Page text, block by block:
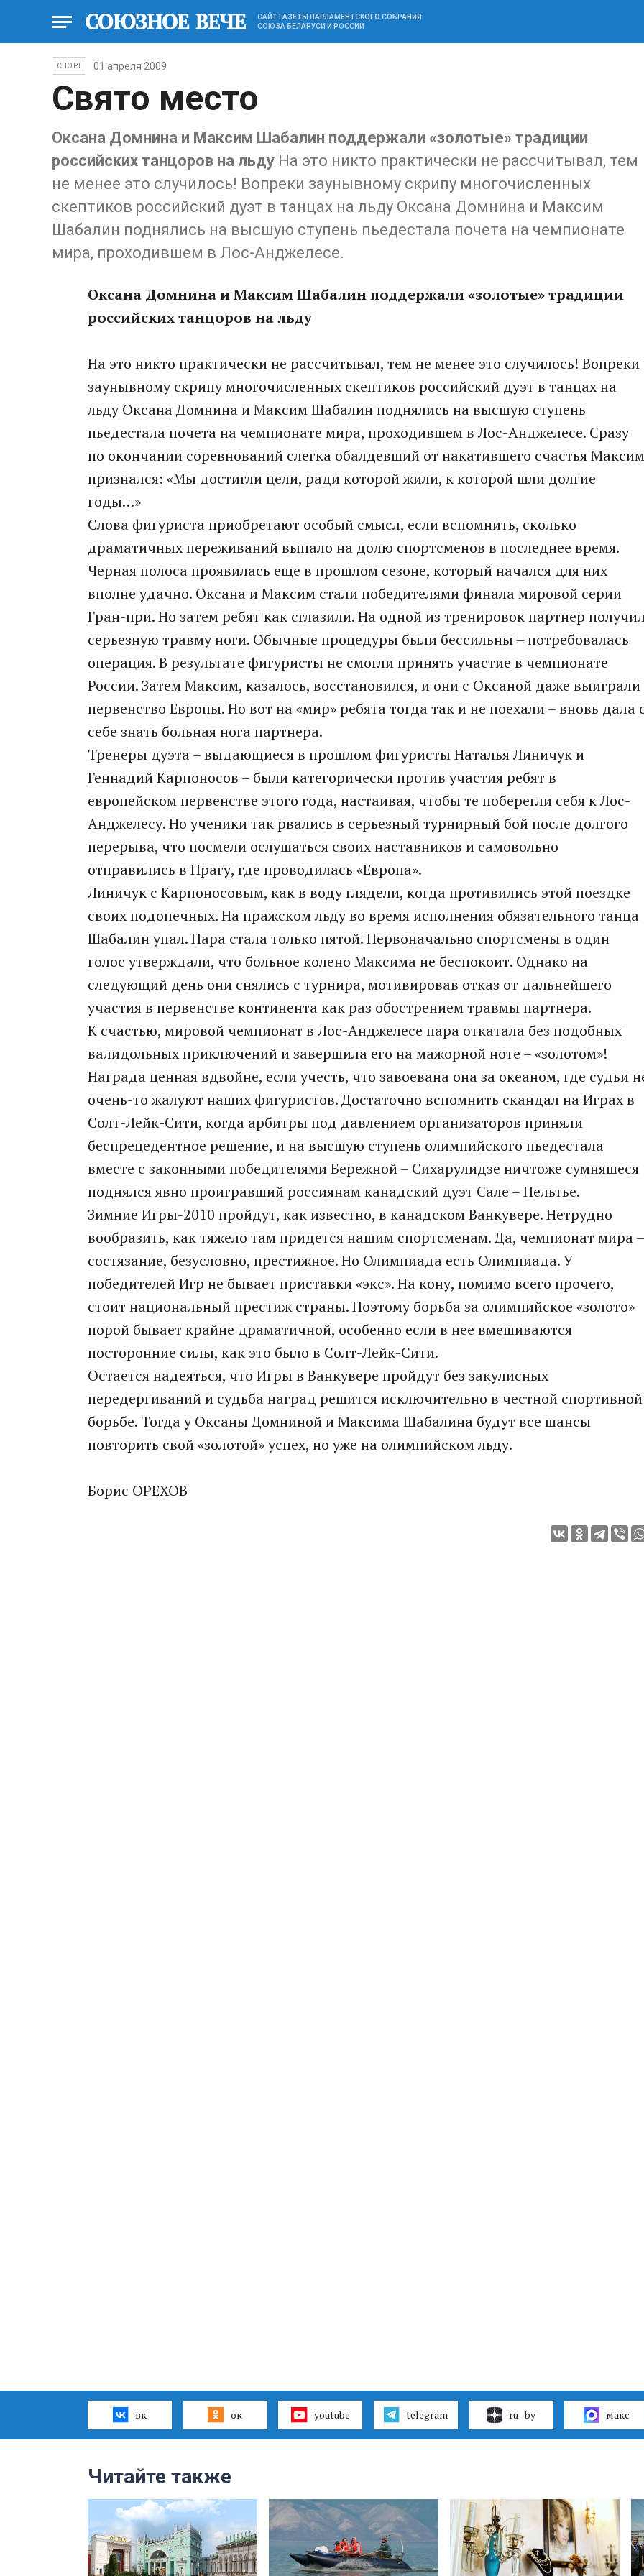
САЙТ ГАЗЕТЫ ПАРЛАМЕНТСКОГО СОБРАНИЯ
СОЮЗА БЕЛАРУСИ И РОССИИ
СПОРТ 01 апреля 2009
Свято место
Оксана Домнина и Максим Шабалин поддержали «золотые» традиции
российских танцоров на льду На это никто практически не рассчитывал, тем
не менее это случилось! Вопреки заунывному скрипу многочисленных
скептиков российский дуэт в танцах на льду Оксана Домнина и Максим
Шабалин поднялись на высшую ступень пьедестала почета на чемпионате
мира, проходившем в Лос-Анджелесе.
Оксана Домнина и Максим Шабалин поддержали «золотые» традиции
российских танцоров на льду
На это никто практически не рассчитывал, тем не менее это случилось! Вопреки
заунывному скрипу многочисленных скептиков российский дуэт в танцах на
льду Оксана Домнина и Максим Шабалин поднялись на высшую ступень
пьедестала почета на чемпионате мира, проходившем в Лос-Анджелесе. Сразу
по окончании соревнований слегка обалдевший от накатившего счастья Максим
признался: «Мы достигли цели, ради которой жили, к которой шли долгие
годы…»
Слова фигуриста приобретают особый смысл, если вспомнить, сколько
драматичных переживаний выпало на долю спортсменов в последнее время.
Черная полоса проявилась еще в прошлом сезоне, который начался для них
вполне удачно. Оксана и Максим стали победителями финала мировой серии
Гран-при. Но затем ребят как сглазили. На одной из тренировок партнер
серьезную травму ноги. Обычные процедуры были бессильны – потребовалась
операция. В результате фигуристы не смогли принять участие в чемпионате
России. Затем Максим, казалось, восстановился, и они с Оксаной даже выиграли
первенство Европы. Но вот на «мир» ребята тогда так и не поехали – вновь дала
себе знать больная нога партнера.
Тренеры дуэта – выдающиеся в прошлом фигуристы Наталья Линичук и
Геннадий Карпоносов – были категорически против участия ребят в
европейском первенстве этого года, настаивая, чтобы те поберегли себя к Лос-
Анджелесу. Но ученики так рвались в серьезный турнирный бой после долгого
перерыва, что посмели ослушаться своих наставников и самовольно
отправились в Прагу, где проводилась «Европа».
Линичук с Карпоносовым, как в воду глядели, когда противились этой поездке
своих подопечных. На пражском льду во время исполнения обязательного танца
Шабалин упал. Пара стала только пятой. Первоначально спортсмены в один
голос утверждали, что больное колено Максима не беспокоит. Однако на
следующий день они снялись с турнира, мотивировав отказ от дальнейшего
участия в первенстве континента как раз обострением травмы партнера.
К счастью, мировой чемпионат в Лос-Анджелесе пара откатала без подобных
валидольных приключений и завершила его на мажорной ноте – «золотом»!
Награда ценная вдвойне, если учесть, что завоевана она за океаном, где судьи
очень-то жалуют наших фигуристов. Достаточно вспомнить скандал на Играх в
Солт-Лейк-Сити, когда арбитры под давлением организаторов приняли
беспрецедентное решение, и на высшую ступень олимпийского пьедестала
вместе с законными победителями Бережной – Сихарулидзе ничтоже сумняшеся
поднялся явно проигравший россиянам канадский дуэт Сале – Пельтье.
Зимние Игры-2010 пройдут, как известно, в канадском Ванкувере. Нетрудно
вообразить, как тяжело там придется нашим спортсменам. Да, чемпионат мира –
состязание, безусловно, престижное. Но Олимпиада есть Олимпиада. У
победителей Игр не бывает приставки «экс». На кону, помимо всего прочего,
стоит национальный престиж страны. Поэтому борьба за олимпийское «золото»
порой бывает крайне драматичной, особенно если в нее вмешиваются
посторонние силы, как это было в Солт-Лейк-Сити.
Остается надеяться, что Игры в Ванкувере пройдут без закулисных
передергиваний и судьба наград решится исключительно в честной спортивной
борьбе. Тогда у Оксаны Домниной и Максима Шабалина будут все шансы
повторить свой «золотой» успех, но уже на олимпийском льду.
Борис ОРЕХОВ
вк ок youtube telegram ru–by макс
Читайте также